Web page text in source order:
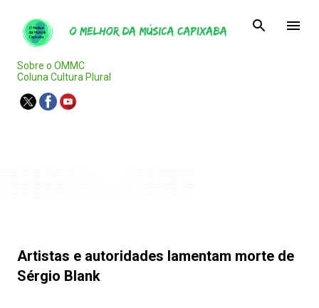
Sobre o OMMC
Coluna Cultura Plural
Artistas e autoridades lamentam morte de
Sérgio Blank